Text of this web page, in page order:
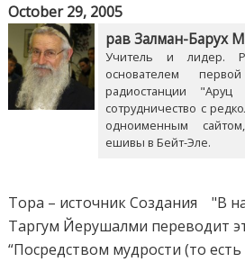
October 29, 2005
рав Залман-Барух
Учитель и лидер.
основателем первой
радиостанции
сотрудничество с
одноименным
ешивы в Бейт-Эле.
Тора – источник Создания "В
Таргум Йерушалми переводит
“Посредством мудрости (то есть